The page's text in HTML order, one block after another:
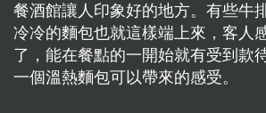
餐酒館讓人印象好的地方。有些牛
冷冷的麵包也就這樣端上來，客人
了，能在餐點的一開始就有受到款
一個溫熱麵包可以帶來的感受。